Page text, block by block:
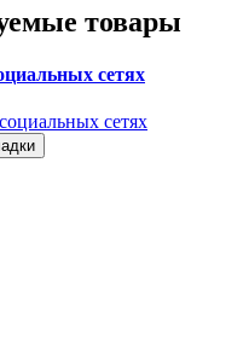
товары
сетях